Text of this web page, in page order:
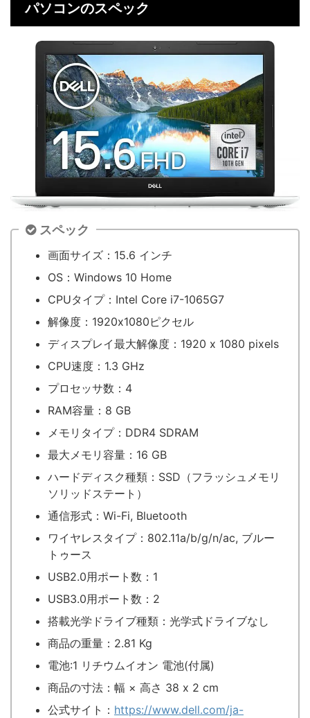
パソコンのスペック
スペック
画面サイズ：15.6 インチ
OS：Windows 10 Home
CPUタイプ：Intel Core i7-1065G7
解像度：1920x1080ピクセル
ディスプレイ最大解像度：1920 x 1080 pixels
CPU速度：1.3 GHz
プロセッサ数：4
RAM容量：8 GB
メモリタイプ：DDR4 SDRAM
最大メモリ容量：16 GB
ハードディスク種類：SSD（フラッシュメモリ
ソリッドステート）
通信形式：Wi-Fi, Bluetooth
ワイヤレスタイプ：802.11a/b/g/n/ac, ブルー
トゥース
USB2.0用ポート数：1
USB3.0用ポート数：2
搭載光学ドライブ種類：光学式ドライブなし
商品の重量：2.81 Kg
電池:1 リチウムイオン 電池(付属)
商品の寸法：幅 × 高さ 38 x 2 cm
公式サイト： https://www.dell.com/ja-